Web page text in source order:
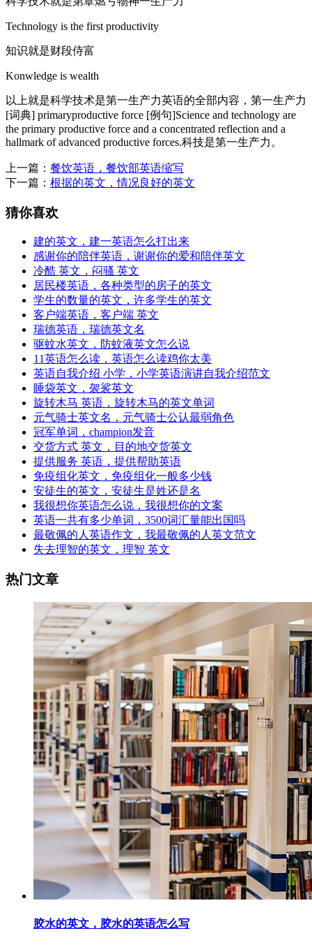
Technology is the first productivity
知识就是财段侍富
Konwledge is wealth
以上就是科学技术是第一生产力英语的全部内容，第一生产力
[词典] primaryproductive force [例句]Science and technology are
the primary productive force and a concentrated reflection and a
hallmark of advanced productive forces.科技是第一生产力。
上一篇： 餐饮英语，餐饮部英语缩写
下一篇： 根据的英文，情况良好的英文
猜你喜欢
建的英文，建一英语怎么打出来
感谢你的陪伴英语，谢谢你的爱和陪伴英文
冷酷 英文，闷骚 英文
居民楼英语，各种类型的房子的英文
学生的数量的英文，许多学生的英文
客户端英语，客户端 英文
瑞德英语，瑞德英文名
驱蚊水英文，防蚊液英文怎么说
11英语怎么读，英语怎么读鸡你太美
英语自我介绍 小学，小学英语演讲自我介绍范文
睡袋英文，袈裟英文
旋转木马 英语，旋转木马的英文单词
元气骑士英文名，元气骑士公认最弱角色
冠军单词，champion发音
交货方式 英文，目的地交货英文
提供服务 英语，提供帮助英语
免疫组化英文，免疫组化一般多少钱
安徒生的英文，安徒生是姓还是名
我很想你英语怎么说，我很想你的文案
英语一共有多少单词，3500词汇量能出国吗
最敬佩的人英语作文，我最敬佩的人英文范文
失去理智的英文，理智 英文
热门文章
胶水的英文，胶水的英语怎么写